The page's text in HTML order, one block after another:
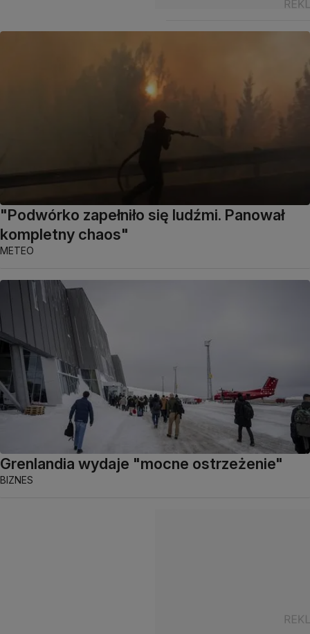
"Podwórko zapełniło się ludźmi. Panował
kompletny chaos"
METEO
Grenlandia wydaje "mocne ostrzeżenie"
BIZNES